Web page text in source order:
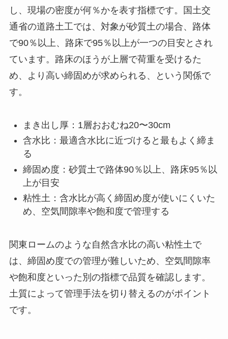
し、現場の密度が何％かを表す指標です。国土交
通省の道路土工では、対象が砂質土の場合、路体
で90％以上、路床で95％以上が一つの目安とされ
ています。路床のほうが上層で荷重を受けるた
め、より高い締固めが求められる、という関係で
す。
まき出し厚：1層おおむね20〜30cm
含水比：最適含水比に近づけると最もよく締ま
る
締固め度：砂質土で路体90％以上、路床95％以
上が目安
粘性土：含水比が高く締固め度が使いにくいた
め、空気間隙率や飽和度で管理する
関東ロームのような自然含水比の高い粘性土で
は、締固め度での管理が難しいため、空気間隙率
や飽和度といった別の指標で品質を確認します。
土質によって管理手法を切り替えるのがポイント
です。